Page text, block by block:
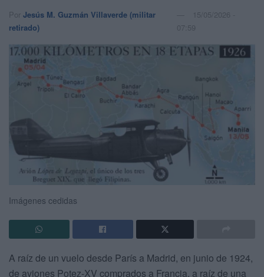
Por Jesús M. Guzmán Villaverde (militar
retirado)
15/05/2026 -
07:59
Imágenes cedidas
A raíz de un vuelo desde París a Madrid, en junio de 1924,
de aviones Potez-XV comprados a Francia, a raíz de una